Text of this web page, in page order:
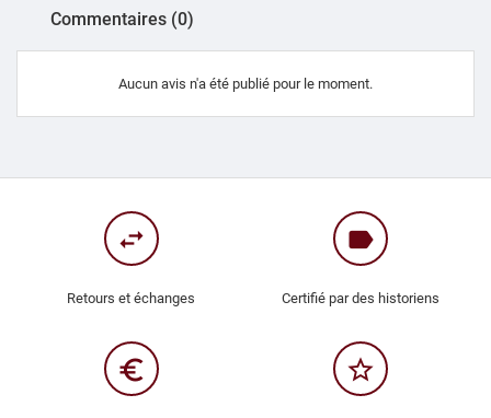
Commentaires (0)
Aucun avis n'a été publié pour le moment.
swap_horiz
Retours et échanges
label
Certifié par des historiens
euro_symbol star_border